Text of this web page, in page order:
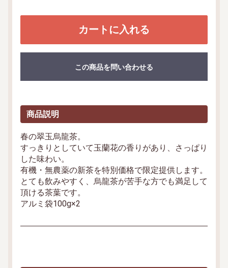
カートに入れる
この商品を問い合わせる
商品説明
春の翠玉烏龍茶。
すっきりとしていて玉蘭花の香りがあり、さっぱり
した味わい。
有機・無農薬の新茶を特別価格で限定提供します。
とても飲みやすく、烏龍茶が苦手な方でも満足して
頂ける茶葉です。
アルミ袋100g×2